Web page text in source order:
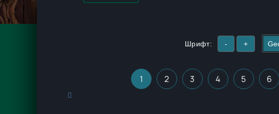
Шрифт: - +
1 2 3 4 5 6